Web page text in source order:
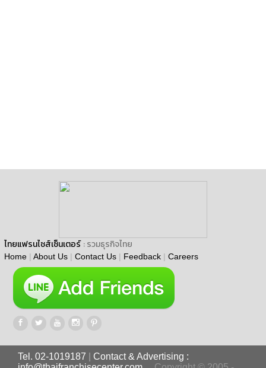
ไทยแฟรนไชส์เซ็นเตอร์ : รวมธุรกิจไทย
Home | About Us | Contact Us | Feedback | Careers
Tel. 02-1019187
Contact & Advertising :